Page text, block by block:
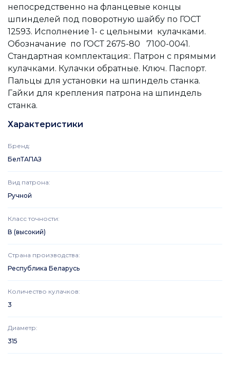
непосредственно на фланцевые концы
шпинделей под поворотную шайбу по ГОСТ
12593. Исполнение 1- с цельными кулачками.
Обозначание по ГОСТ 2675-80 7100-0041.
Стандартная комплектация:. Патрон с прямыми
кулачками. Кулачки обратные. Ключ. Паспорт.
Пальцы для установки на шпиндель станка.
Гайки для крепления патрона на шпиндель
станка.
Характеристики
Бренд:
БелТАПАЗ
Вид патрона:
Ручной
Класс точности:
В (высокий)
Страна производства:
Республика Беларусь
Количество кулачков:
3
Диаметр:
315